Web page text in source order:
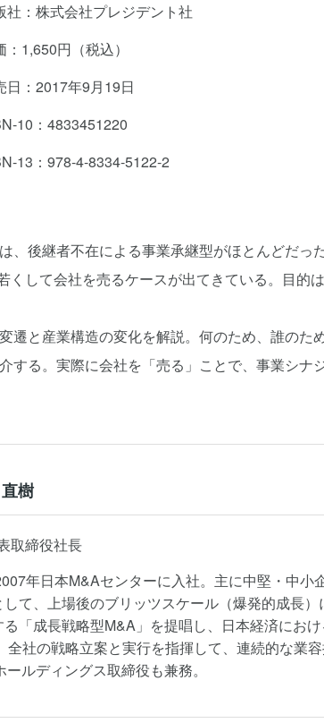
社：株式会社プレジデント社
：1,650円（税込）
日：2017年9月19日
10：4833451220
13：978-4-8334-5122-2
、後継者不在による事業承継型がほとんどだっ
くして会社を売るケースが出てきている。目的
遷と産業構造の変化を解説。何のため、誰のた
する。実際に会社を「売る」ことで、事業シナ
樹
取締役社長
年日本M&Aセンターに入社。主に中堅・中小
て、上場後のブリッツスケール（爆発的成長
「成長戦略型M&A」を提唱し、日本経済にお
社の戦略立案と実行を指揮して、連続的な業
ルディングス取締役も兼務。